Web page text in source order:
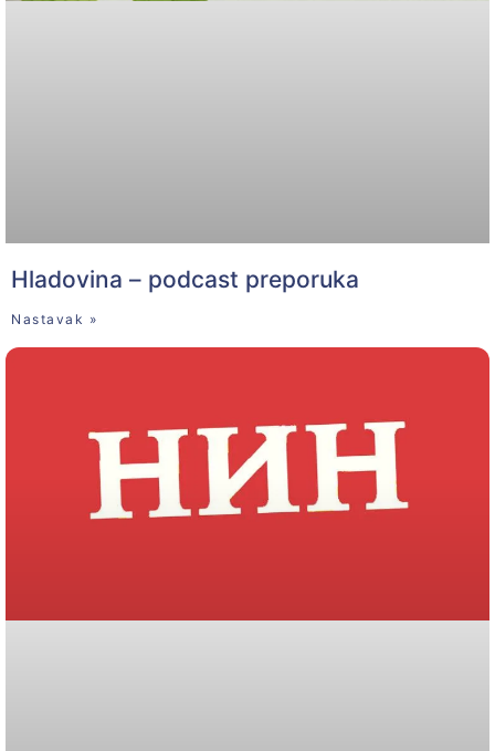
Hladovina – podcast preporuka
Nastavak »